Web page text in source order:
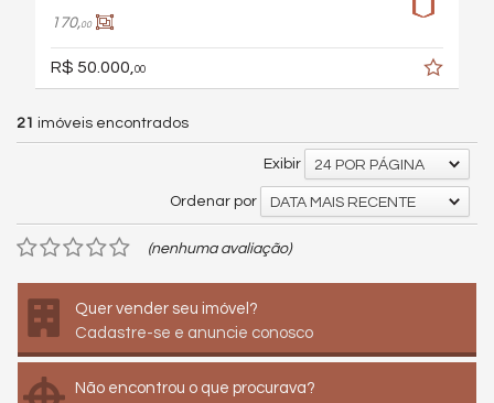
170,00
R$ 50.000, 00
21 imóveis encontrados
Exibir 24 POR PÁGINA
Ordenar por DATA MAIS RECENTE
(nenhuma avaliação)
Quer vender seu imóvel?
Cadastre-se e anuncie conosco
Não encontrou o que procurava?